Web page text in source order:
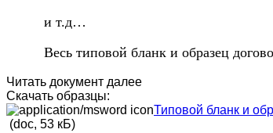
и т.д…
Весь типовой бланк и образец
Читать документ далее
Скачать образцы:
Типовой бланк и
(doc, 53 кБ)